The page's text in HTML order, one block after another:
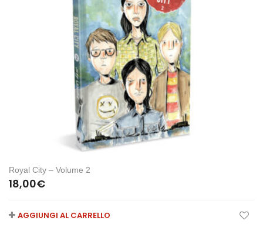
Royal City – Volume 2
18,00€
AGGIUNGI AL CARRELLO